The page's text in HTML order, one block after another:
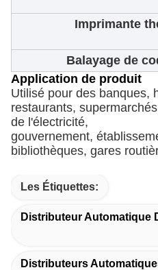
Imprimante
Balayage de
Application de produit
Utilisé pour des banques,
restaurants,
de l'électricité,
gouvernement,
bibliothèques, gares
Les Étiquettes:
Distributeur Automatique
Distributeurs